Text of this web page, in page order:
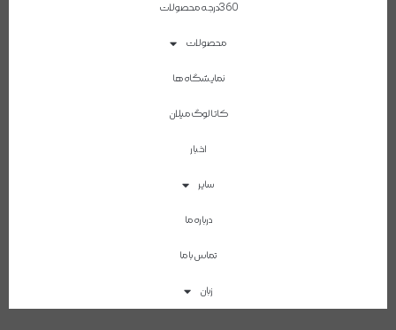
360درجه محصولات
محصولات
نمایشگاه ها
کاتالوگ میلان
اخبار
سایر
درباره ما
تماس با ما
زبان